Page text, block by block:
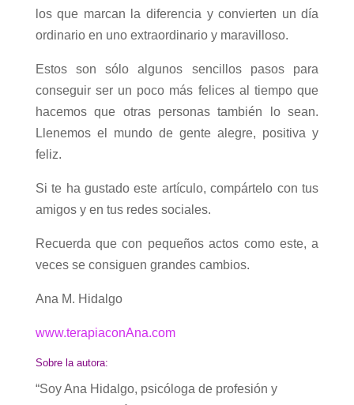
los que marcan la diferencia y convierten un día
ordinario en uno extraordinario y maravilloso.
Estos son sólo algunos sencillos pasos para
conseguir ser un poco más felices al tiempo que
hacemos que otras personas también lo sean.
Llenemos el mundo de gente alegre, positiva y
feliz.
Si te ha gustado este artículo, compártelo con tus
amigos y en tus redes sociales.
Recuerda que con pequeños actos como este, a
veces se consiguen grandes cambios.
Ana M. Hidalgo
www.terapiaconAna.com
Sobre la autora:
“Soy Ana Hidalgo, psicóloga de profesión y